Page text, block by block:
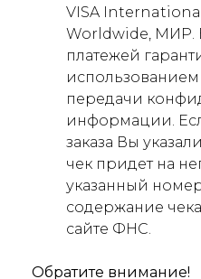
VISA
Worldwide, МИР.
платежей
использованием
передачи
информации.
заказа Вы
чек придет на
указанный
содержание
сайте ФНС.
Обратите внимание!